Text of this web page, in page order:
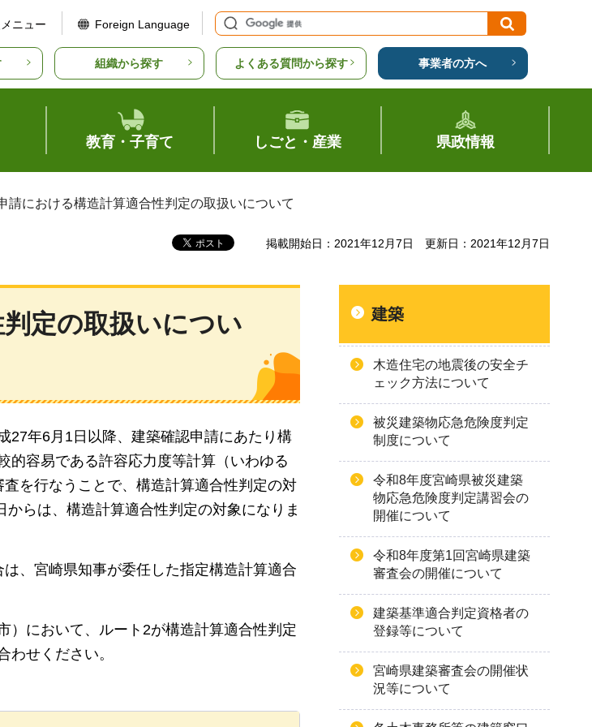
ニュー Foreign Language
組織から探す よくある質問から探す 事業者の方へ
教育・子育て しごと・産業 県政情報
請における構造計算適合性判定の取扱いについて
掲載開始日：2021年12月7日 更新日：2021年12月7日
定の取扱いについ
27年6月1日以降、建築確認申請にあたり構
的容易である許容応力度等計算（いわゆる
を行なうことで、構造計算適合性判定の対
らは、構造計算適合性判定の対象になりま
、宮崎県知事が委任した指定構造計算適合
）において、ルート2が構造計算適合性判定
せください。
建築
木造住宅の地震後の安全チ
ェック方法について
被災建築物応急危険度判定
制度について
令和8年度宮崎県被災建築
物応急危険度判定講習会の
開催について
令和8年度第1回宮崎県建築
審査会の開催について
建築基準適合判定資格者の
登録等について
宮崎県建築審査会の開催状
況等について